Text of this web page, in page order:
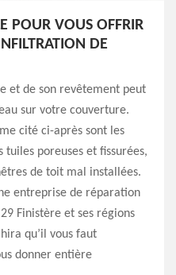
POUR VOUS OFFRIR
DE
et de son revêtement peut
sur votre couverture.
cité ci-après sont les
poreuses et fissurées,
de toit mal installées.
entreprise de réparation
Finistère et ses régions
qu’il vous faut
donner entière